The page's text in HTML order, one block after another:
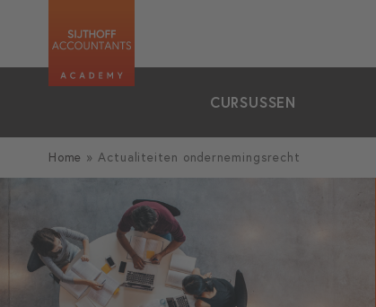
CURSUSSEN
Home »Actualiteiten ondernemingsrecht